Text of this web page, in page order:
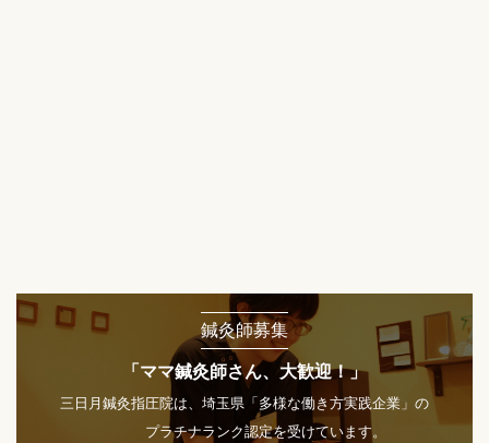
鍼灸師募集
「ママ鍼灸師さん、大歓迎！」
三日月鍼灸指圧院は、埼玉県「多様な働き方実践企業」の
プラチナランク認定を受けています。